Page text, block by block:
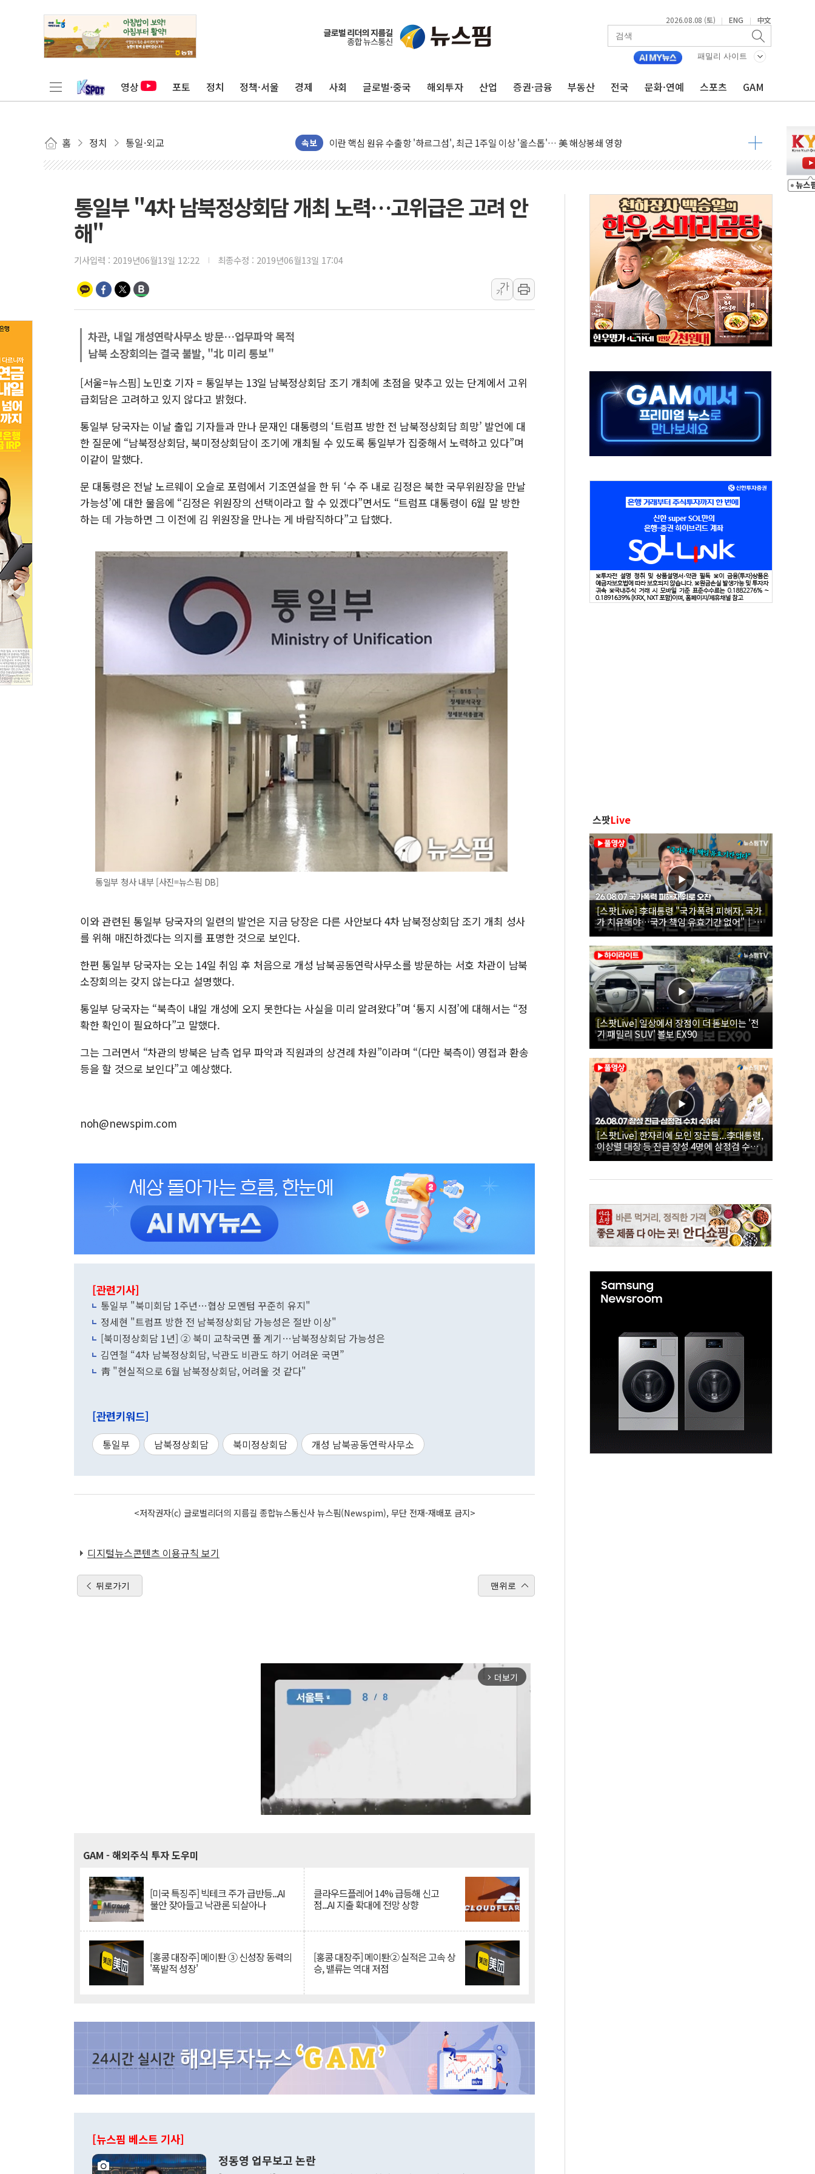
2026.08.08 (토) | ENG | 中文
패밀리 사이트
영상 포토 정치 정책·서울 경제 사회 글로벌·중국 해외투자 산업 증권·금융 부동산 전국 문화·연예 스포츠 GAM
홈 정치 통일·외교 속보
유럽증시, 美 고용 예상 밖 부진에 연준 금리 인상 가능성 낮아지며 상승… STOXX 600 지수는 나흘 연속 최고치
트럼프, 백신·자폐증 행정명령 검토…"이르면 다음 주"
美 고용 쇼크에 엔화 장중 급등…시장은 "또 개입했나" 촉각
[AI MY 뉴스] 뉴욕 반도체주 프리뷰...美 고용 쇼크에 반도체주 '활짝'
[종합] 美 7월 고용 2만3000명 감소 '쇼크'…9월 금리 인상 기대 후퇴
[사진] 이슬람 수니파 3개국, 공동방위협정 체결
뉴욕증시 개장 전 특징주...아틀라시안·클라우드플레어·태양광주↑ VS 트레이드데스크·웬디스↓
보훈부, 미 DPAA와 MOU… "6·25 미군 실종자 7359명 끝까지 찾겠다"
특정 정치인 측근 포항시 정책특보 내정설...포항시 '시끌'
李 "해남 태양광, 대한민국 다음 100년 밑거름…수도권 집중 완화 전환점"
李 대통령, '6시간 마라톤 부동산 2차 회의' 주재… "전폭적 공급 확대·속도전 총력"
이란와이어 "이란 최고지도자 위독…곧 사망해도 놀랍지 않아"
통일부 "4차 남북정상회담 개최 노력…고위급은 고려 안
해"
기사입력 : 2019년06월13일 12:22 최종수정 : 2019년06월13일 17:04
가
가
차관, 내일 개성연락사무소 방문…업무파악 목적
남북 소장회의는 결국 불발, "北 미리 통보"
[서울=뉴스핌] 노민호 기자 = 통일부는 13일 남북정상회담 조기 개최에 초점을 맞추고 있는 단계에서 고위
급회담은 고려하고 있지 않다고 밝혔다.
통일부 당국자는 이날 출입 기자들과 만나 문재인 대통령의 ‘트럼프 방한 전 남북정상회담 희망’ 발언에 대
한 질문에 “남북정상회담, 북미정상회담이 조기에 개최될 수 있도록 통일부가 집중해서 노력하고 있다”며
이같이 말했다.
문 대통령은 전날 노르웨이 오슬로 포럼에서 기조연설을 한 뒤 ‘수 주 내로 김정은 북한 국무위원장을 만날
가능성’에 대한 물음에 “김정은 위원장의 선택이라고 할 수 있겠다”면서도 “트럼프 대통령이 6월 말 방한
하는 데 가능하면 그 이전에 김 위원장을 만나는 게 바람직하다”고 답했다.
통일부 청사 내부 [사진=뉴스핌 DB]
이와 관련된 통일부 당국자의 일련의 발언은 지금 당장은 다른 사안보다 4차 남북정상회담 조기 개최 성사
를 위해 매진하겠다는 의지를 표명한 것으로 보인다.
한편 통일부 당국자는 오는 14일 취임 후 처음으로 개성 남북공동연락사무소를 방문하는 서호 차관이 남북
소장회의는 갖지 않는다고 설명했다.
통일부 당국자는 “북측이 내일 개성에 오지 못한다는 사실을 미리 알려왔다”며 ‘통지 시점’에 대해서는 “정
확한 확인이 필요하다”고 말했다.
그는 그러면서 “차관의 방북은 남측 업무 파악과 직원과의 상견례 차원”이라며 “(다만 북측이) 영접과 환송
등을 할 것으로 보인다”고 예상했다.
noh@newspim.com
[관련기사]
통일부 "북미회담 1주년…협상 모멘텀 꾸준히 유지"
정세현 "트럼프 방한 전 남북정상회담 가능성은 절반 이상"
[북미정상회담 1년] ② 북미 교착국면 풀 계기…남북정상회담 가능성은
김연철 “4차 남북정상회담, 낙관도 비관도 하기 어려운 국면”
靑 "현실적으로 6월 남북정상회담, 어려울 것 같다"
[관련키워드]
통일부 남북정상회담 북미정상회담 개성 남북공동연락사무소
<저작권자(c) 글로벌리더의 지름길 종합뉴스통신사 뉴스핌(Newspim), 무단 전재-재배포 금지>
디지털뉴스콘텐츠 이용규칙 보기
뒤로가기 맨위로
arrow_forward_ios 더보기
GAM - 해외주식 투자 도우미
[미국 특징주] 빅테크 주가 급반등...AI
불안 잦아들고 낙관론 되살아나
클라우드플레어 14% 급등해 신고
점...AI 지출 확대에 전망 상향
[홍콩 대장주] 메이퇀 ③ 신성장 동력의
'폭발적 성장'
[홍콩 대장주] 메이퇀② 실적은 고속 상
승, 밸류는 역대 저점
[뉴스핌 베스트 기사]
정동영 업무보고 논란
스팟Live
[스팟Live] 李대통령 "국가폭력 피해자, 국가
가 치유해야…국가 책임 유효기간 없어"｜
26.08.07 국가폭력 피해자 위로 오찬
[스팟Live] 일상에서 장점이 더 돋보이는 '전
기 패밀리 SUV' 볼보 EX90
[스팟Live] 한자리에 모인 장군들...李대통령,
이상렬 대장 등 진급 장성 4명에 삼정검 수치
직접 수여｜26.08.07 장성 진급·삼정검 수치